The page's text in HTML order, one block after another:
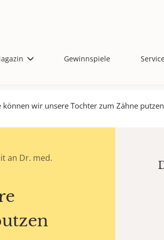
Gewinnspiele
können wir unsere Tochter zum Zähne
an Dr. med.